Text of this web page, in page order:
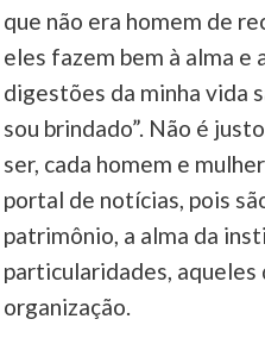
que não era homem de
eles fazem bem à alma e
digestões da minha vida
sou brindado”. Não é
ser, cada homem e
portal de notícias, pois
patrimônio, a alma da
particularidades, aqueles
organização.